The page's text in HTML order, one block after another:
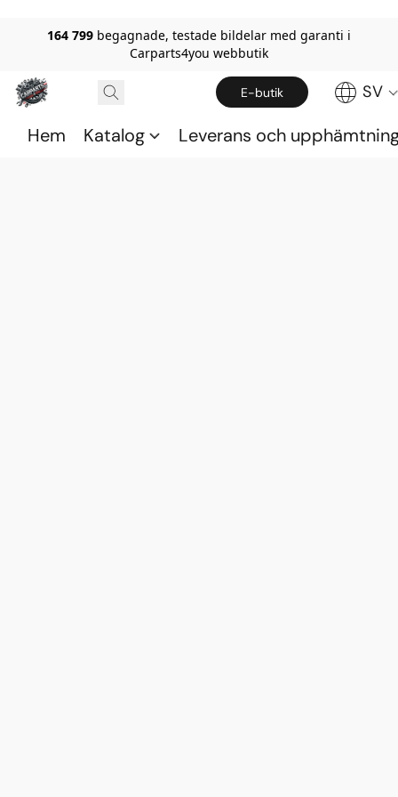
164 799 begagnade, testade bildelar med garanti i
Carparts4you webbutik
E-butik SV
Hem Katalog Leverans och